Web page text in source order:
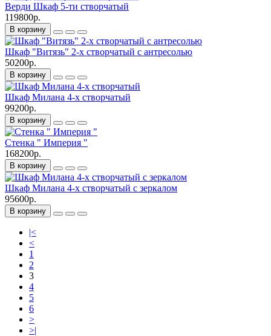
Верди Шкаф 5-ти створчатый
119800р.
В корзину
Шкаф "Витязь" 2-х створчатый с антресолью
50200р.
В корзину
Шкаф Милана 4-х створчатый
99200р.
В корзину
Стенка " Империя "
168200р.
В корзину
Шкаф Милана 4-х створчатый с зеркалом
95600р.
В корзину
|<
<
1
2
3
4
5
6
>
>|